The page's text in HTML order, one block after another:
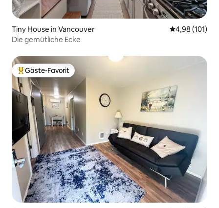
Tiny House in Vancouver
4,98 (101)
Die gemütliche Ecke
Beliebter Gäste-Favorit.
Gäste-Favorit